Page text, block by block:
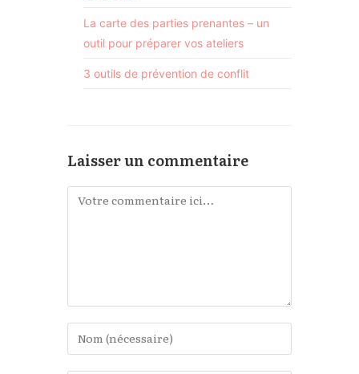
La carte des parties prenantes – un
outil pour préparer vos ateliers
3 outils de prévention de conflit
Laisser un commentaire
Comment
your